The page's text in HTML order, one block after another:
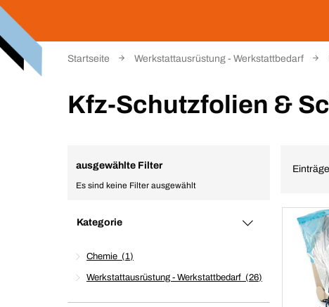
Startseite Werkstattausrüstung - Werkstattbedarf
Kfz-Schutzfolien &
ausgewählte Filter
Es sind keine Filter ausgewählt
Kategorie
Chemie 1
Werkstattausrüstung - Werkstattbedarf 26